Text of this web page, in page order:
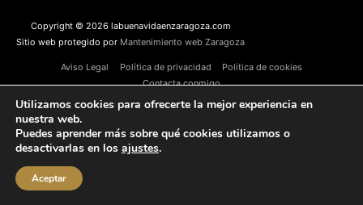
Copyright © 2026 labuenavidaenzaragoza.com
Sitio web protegido por Mantenimiento web Zaragoza
Aviso Legal Política de privacidad
Política de cookies
Contacta conmigo
Utilizamos cookies para ofrecerte la mejor experiencia en
nuestra web.
Puedes aprender más sobre qué cookies utilizamos o
desactivarlas en los ajustes.
Aceptar